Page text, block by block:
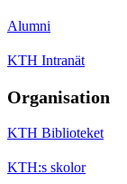
Alumni
KTH Intranät
Organisation
KTH Biblioteket
KTH:s skolor